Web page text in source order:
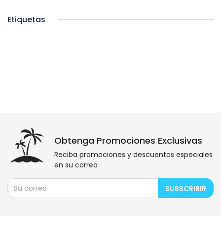
Etiquetas
Obtenga Promociones Exclusivas
Reciba promociones y descuentos especiales
en su correo
SUBSCRIBIR